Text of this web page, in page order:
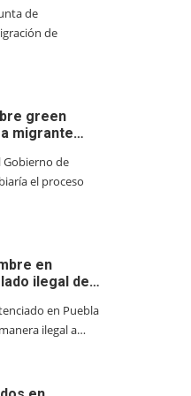
de
de
green
migrante…
Gobierno de
el proceso
en
ilegal de…
en Puebla
ilegal a…